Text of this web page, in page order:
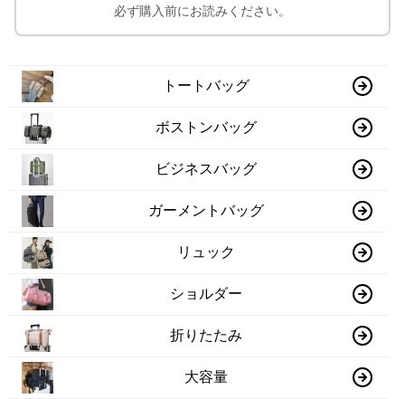
必ず購入前にお読みください。
トートバッグ
ボストンバッグ
ビジネスバッグ
ガーメントバッグ
リュック
ショルダー
折りたたみ
大容量